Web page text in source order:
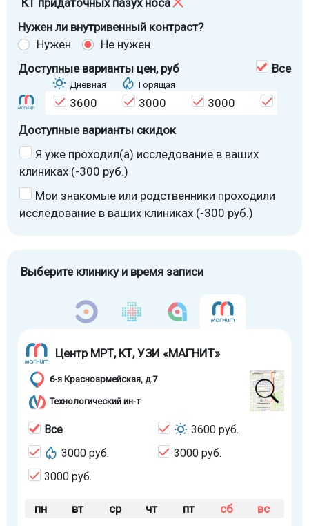
КТ придаточных пазух носа
Нужен ли внутривенный контраст?
Нужен
Не нужен
Доступные варианты цен, руб Все
Дневная Горящая
3600 3000 3000
Доступные варианты скидок
Я уже проходил(а) исследование в ваших
клиниках (-300 руб.)
Мои знакомые или родственники проходили
исследование в ваших клиниках (-300 руб.)
Выберите клинику и время записи
Центр МРТ, КТ, УЗИ «МАГНИТ»
6-я Красноармейская, д.7
Технологический ин-т
Все
3600 руб.
3000 руб.
3000 руб.
3000 руб.
пн вт ср чт пт сб вс